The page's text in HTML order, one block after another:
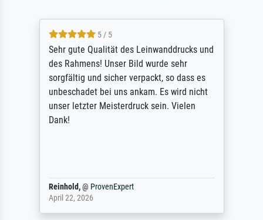
5 / 5
Sehr gute Qualität des Leinwanddrucks und
des Rahmens! Unser Bild wurde sehr
sorgfältig und sicher verpackt, so dass es
unbeschadet bei uns ankam. Es wird nicht
unser letzter Meisterdruck sein. Vielen
Dank!
Reinhold,@ ProvenExpert
April 22, 2026